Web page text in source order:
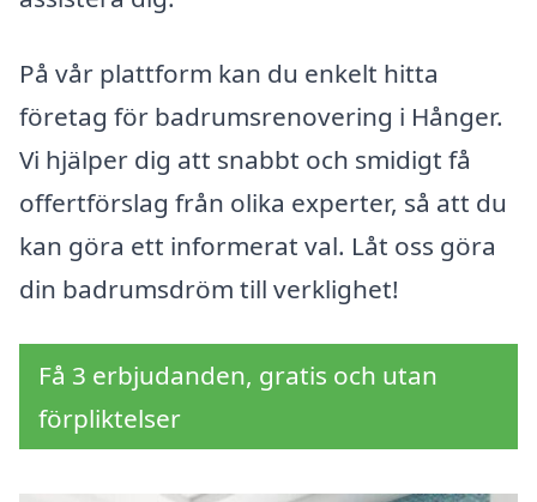
På vår plattform kan du enkelt hitta
företag för badrumsrenovering i Hånger.
Vi hjälper dig att snabbt och smidigt få
offertförslag från olika experter, så att du
kan göra ett informerat val. Låt oss göra
din badrumsdröm till verklighet!
Få 3 erbjudanden, gratis och utan
förpliktelser